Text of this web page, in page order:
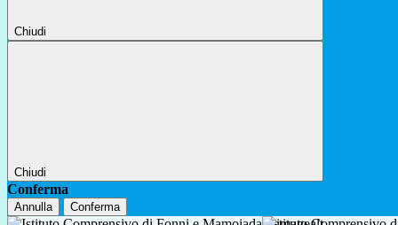
Chiudi
Chiudi
Conferma
Annulla Conferma